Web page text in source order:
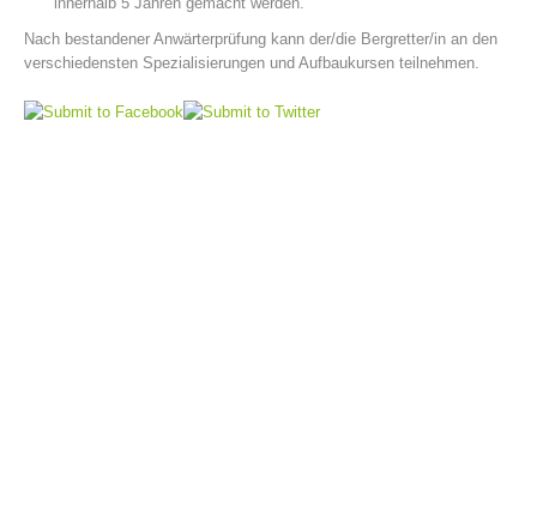
Nach bestandener Anwärterprüfung kann der/die Bergretter/in an den
verschiedensten Spezialisierungen und Aufbaukursen teilnehmen.